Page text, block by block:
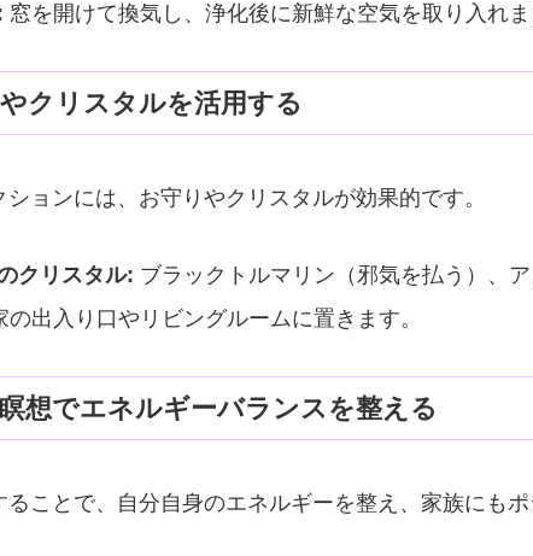
窓を開けて換気し、浄化後に新鮮な空気を取り入れま
クリスタルを活用する
ョンには、お守りやクリスタルが効果的です。
クリスタル: ブラックトルマリン（邪気を払う）、
の出入り口やリビングルームに置きます。
想でエネルギーバランスを整える
ることで、自分自身のエネルギーを整え、家族にも